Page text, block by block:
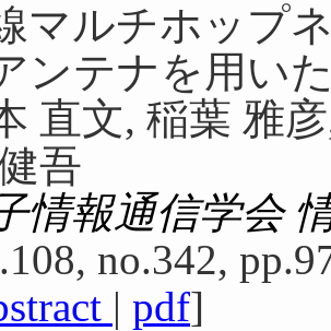
マルチホップ
ンテナを用い
直文, 稲葉 雅
吾
情報通信学会
no.342,
| pdf]